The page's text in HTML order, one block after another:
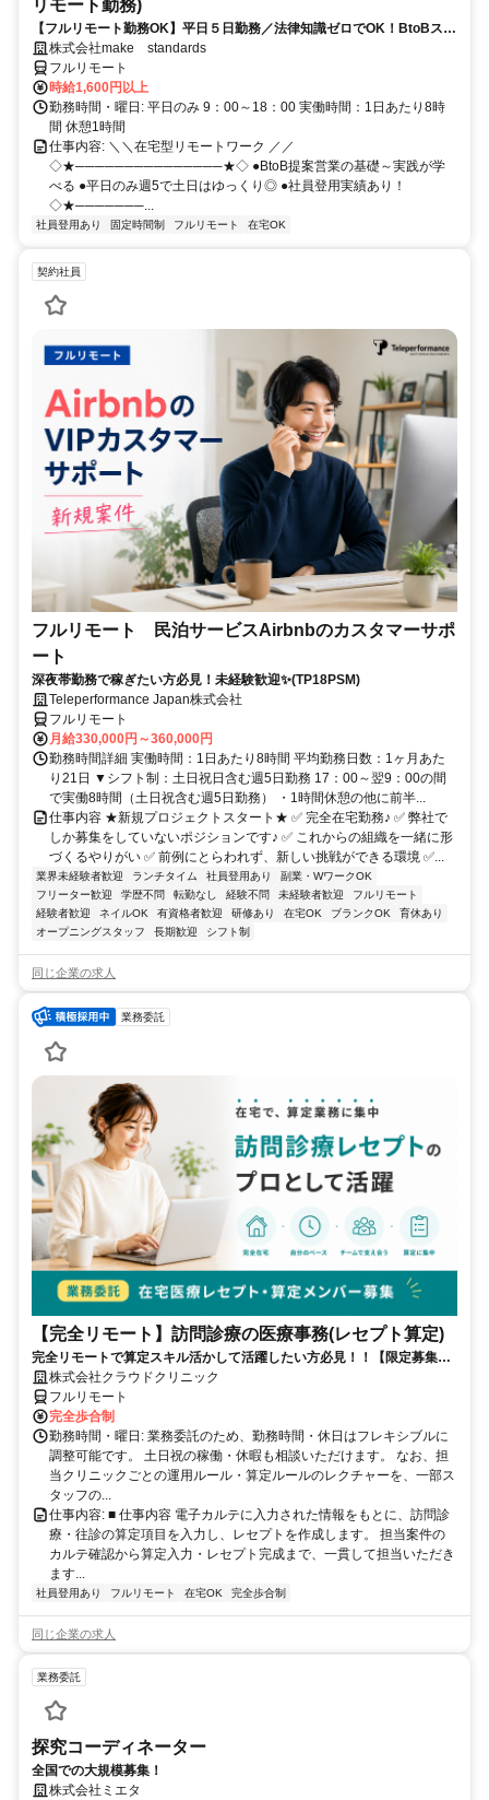
リモート勤務)
【フルリモート勤務OK】平日５日勤務／法律知識ゼロでOK！BtoBスキ
ルが身につく営業職
株式会社make standards
フルリモート
時給1,600円以上
勤務時間・曜日: 平日のみ 9：00～18：00 実働時間：1日あたり8時
間 休憩1時間
仕事内容: ＼＼在宅型リモートワーク ／／
◇★───────────────★◇ ●BtoB提案営業の基礎～実践が学
べる ●平日のみ週5で土日はゆっくり◎ ●社員登用実績あり！
◇★───────...
社員登用あり 固定時間制 フルリモート 在宅OK
契約社員
フルリモート 民泊サービスAirbnbのカスタマーサポ
ート
深夜帯勤務で稼ぎたい方必見！未経験歓迎✨(TP18PSM)
Teleperformance Japan株式会社
フルリモート
月給330,000円～360,000円
勤務時間詳細 実働時間：1日あたり8時間 平均勤務日数：1ヶ月あた
り21日 ▼シフト制：土日祝日含む週5日勤務 17：00～翌9：00の間
で実働8時間（土日祝含む週5日勤務） ・1時間休憩の他に前半...
仕事内容 ★新規プロジェクトスタート★ ✅ 完全在宅勤務♪ ✅ 弊社で
しか募集をしていないポジションです♪ ✅ これからの組織を一緒に形
づくるやりがい ✅ 前例にとらわれず、新しい挑戦ができる環境 ✅...
業界未経験者歓迎 ランチタイム 社員登用あり
副業・WワークOK
フリーター歓迎
学歴不問 転勤なし 経験不問 未経験者歓迎
フルリモート
経験者歓迎
ネイルOK 有資格者歓迎 研修あり 在宅OK ブランクOK
育休あり
オープニングスタッフ
長期歓迎 シフト制
同じ企業の求人
業務委託
【完全リモート】訪問診療の医療事務(レセプト算定)
完全リモートで算定スキル活かして活躍したい方必見！！【限定募集】
完全リモート｜在宅医療レセプト算定（成果報酬型／業務委託）
株式会社クラウドクリニック
フルリモート
完全歩合制
勤務時間・曜日: 業務委託のため、勤務時間・休日はフレキシブルに
調整可能です。 土日祝の稼働・休暇も相談いただけます。 なお、担
当クリニックごとの運用ルール・算定ルールのレクチャーを、一部ス
タッフの...
仕事内容: ■ 仕事内容 電子カルテに入力された情報をもとに、訪問診
療・往診の算定項目を入力し、レセプトを作成します。 担当案件の
カルテ確認から算定入力・レセプト完成まで、一貫して担当いただき
ます...
社員登用あり フルリモート 在宅OK 完全歩合制
同じ企業の求人
業務委託
探究コーディネーター
全国での大規模募集！
株式会社ミエタ